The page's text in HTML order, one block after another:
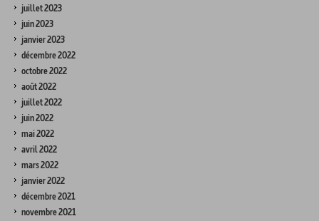
juillet 2023
juin 2023
janvier 2023
décembre 2022
octobre 2022
août 2022
juillet 2022
juin 2022
mai 2022
avril 2022
mars 2022
janvier 2022
décembre 2021
novembre 2021